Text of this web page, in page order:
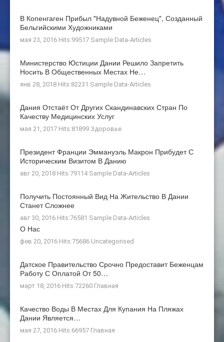
В Копенгаген Прибыл "Надувной Беженец", Созданный
Бельгийскими Художниками
мая 23, 2016 Hits:99517 Sample Data-Articles
Министерство Юстиции Дании Решило Запретить
Носить В Общественных Местах Не…
янв 28, 2018 Hits:82231 Sample Data-Articles
Дания Отстаёт От Других Скандинавских Стран По
Качеству Медицинских Услуг
мая 21, 2017 Hits:81899 Здоровье
Президент Франции Эммануэль Макрон Прибудет С
Историческим Визитом В Данию
авг 20, 2018 Hits:79114 Sample Data-Articles
Получить Постоянный Вид На Жительство В Дании
Станет Сложнее
авг 30, 2016 Hits:76581 Sample Data-Articles
О Нас
фев 20, 2016 Hits:75686 Uncategorised
Датское Правительство Срочно Предоставит Беженцам
Работу С Оплатой От 50…
март 18, 2016 Hits:72260 Главная
Качество Воды В Местах Для Купания На Пляжах
Дании Является…
мая 27, 2016 Hits:66957 Главная